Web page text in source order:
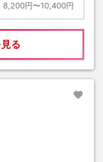
8,200円〜10,400円
る